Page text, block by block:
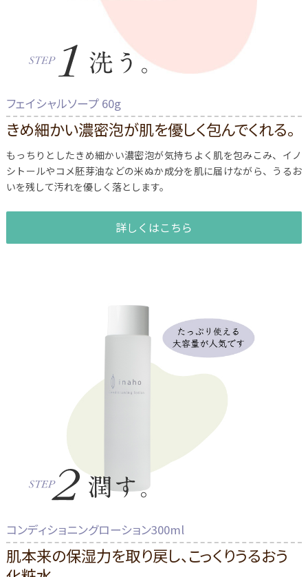
フェイシャルソープ 60g
きめ細かい濃密泡が肌を優しく包んでくれる。
もっちりとしたきめ細かい濃密泡が気持ちよく肌を包みこみ、イノ
シトールやコメ胚芽油などの米ぬか成分を肌に届けながら、うるお
いを残して汚れを優しく落とします。
詳しくはこちら
コンディショニングローション300ml
肌本来の保湿力を取り戻し、こっくりうるおう